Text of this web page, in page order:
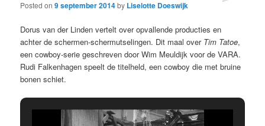
Posted on9 september 2014by Liselotte Doeswijk
Dorus van der Linden vertelt over opvallende producties en
achter de schermen-schermutselingen. Dit maal over Tim Tatoe,
een cowboy-serie geschreven door Wim Meuldijk voor de VARA.
Rudi Falkenhagen speelt de titelheld, een cowboy die met bruine
bonen schiet.